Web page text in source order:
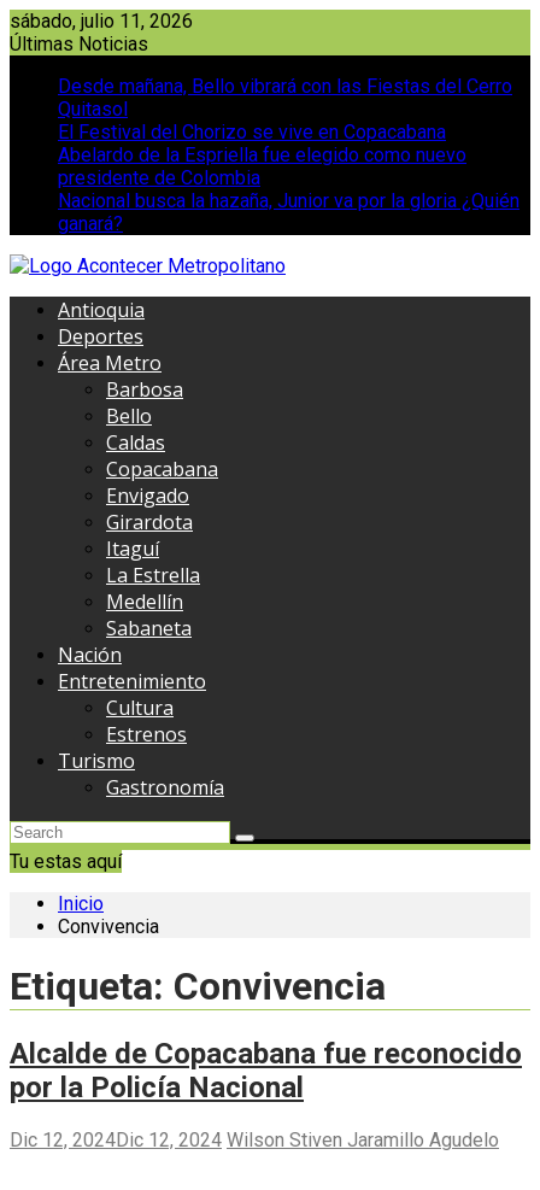
Saltar
al
sábado, julio 11, 2026
Últimas Noticias
Desde mañana, Bello vibrará con las Fiestas del Cerro
Quitasol
El Festival del Chorizo se vive en Copacabana
Abelardo de la Espriella fue elegido como nuevo
presidente de Colombia
Nacional busca la hazaña, Junior va por la gloria ¿Quién
ganará?
Antioquia
Deportes
Área Metro
Barbosa
Bello
Caldas
Copacabana
Envigado
Girardota
Itaguí
La Estrella
Medellín
Sabaneta
Nación
Entretenimiento
Cultura
Estrenos
Turismo
Gastronomía
Tu estas aquí
Inicio
Convivencia
Etiqueta: Convivencia
Alcalde de Copacabana fue reconocido
por la Policía Nacional
Dic 12, 2024Dic 12, 2024 Wilson Stiven Jaramillo Agudelo